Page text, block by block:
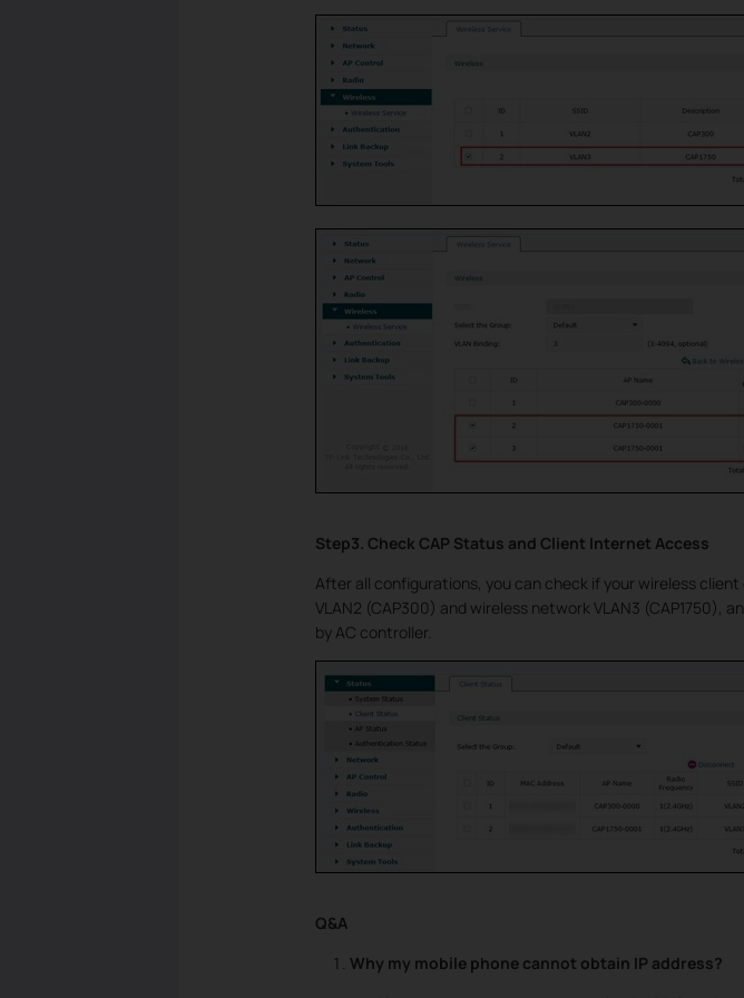
Step3. Check CAP Status and Client Internet Access
After all configurations, you can check if your wireless
VLAN2 (CAP300) and wireless network VLAN3 (CAP1750),
by AC controller.
Q&A
Why my mobile phone cannot obtain IP address?